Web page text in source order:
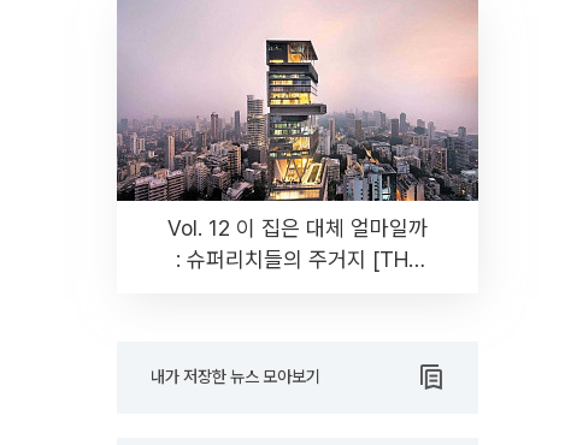
Vol. 12 이 집은 대체 얼마일까
: 슈퍼리치들의 주거지 [THE
내가 저장한 뉴스 모아보기